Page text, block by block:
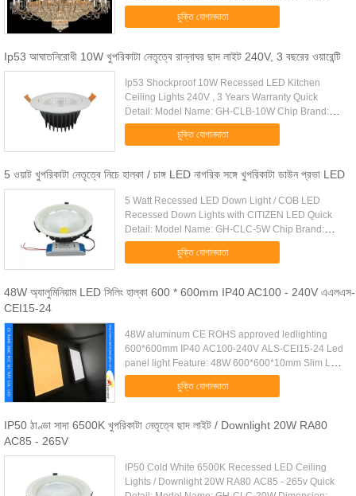
hanging crystal-ceiling light - ITEM DETAIL
REMARK 1:Item NO ...
চুক্তি যোগানদাতা
Ip53 আঘাতনিরোধী 10W খুপরিকাটা নেতৃত্বে রান্নাঘর ছাদ লাইট 240V, 3 বছরের ওয়ারেন্টি
Ip53 Shockproof 10W Recessed LED Kitchen
Ceiling Lights 240V , 3 Years Warranty Quick
Detail: Model Name: GH-CLB-10W Chip Brand:
CITIZEN Driver: Isolated Current Driver IP Rating:
IP53 Beam Angle: 25 / 60 Power ...
চুক্তি যোগানদাতা
5 ওয়াট খুপরিকাটা নেতৃত্বে নিচে হালকা / চাঙ্গ LED নাগরিক সঙ্গে খুপরিকাটা ডাউন প্রভা LED
5 Watt Recessed LED Down Light / COB LED
Recessed Down Lights with CITIZEN LED Quick
Detail: Model Name: GH-CLC-5W Chip Brand:
CITIZEN Driver: Isolated Current Driver Input
wattage: AC85~265V Product Size: Φ105...
চুক্তি যোগানদাতা
48W অ্যালুমিনিয়াম LED সিলিং হাল্কা 600 * 600mm IP40 AC100 - 240V এএলএস-
CEI15-24
48W aluminum CE ROHS approved ledlighting
600*600mm IP40 AC100-240V ALS-CEI15-24 Led
panel light Feature: 48W 600*600*10mm Slim LED
Light Panel 1. Use advanced side-lighting
technology 2. Professional heat ...
চুক্তি যোগানদাতা
IP50 ঠাণ্ডা সাদা 6500K খুপরিকাটা নেতৃত্বে ছাদ লাইট / Downlight 20W RA80
AC85 - 265V
IP50 Cold White 6500K Recessed LED Ceiling
Lights / Downlight 20W RA80 AC85 - 265v Quick